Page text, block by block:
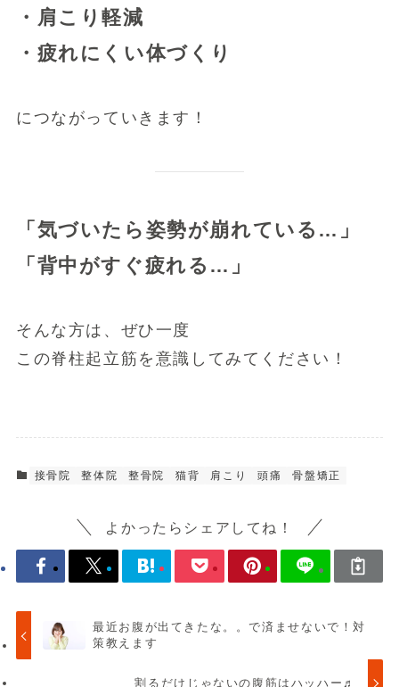
・肩こり軽減
・疲れにくい体づくり
につながっていきます！
「気づいたら姿勢が崩れている…」
「背中がすぐ疲れる…」
そんな方は、ぜひ一度
この脊柱起立筋を意識してみてください！
接骨院 整体院 整骨院 猫背 肩こり 頭痛 骨盤矯正
よかったらシェアしてね！
最近お腹が出てきたな。。で済ませないで！対
策教えます
割るだけじゃないの腹筋はハッハー♬